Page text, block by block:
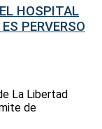
HOSPITAL
PERVERSO
La Libertad
de